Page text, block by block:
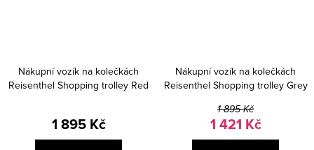
Nákupní vozík na kolečkách
Reisenthel Shopping trolley Red
1 895 Kč
Nákupní vozík na kolečkách
Reisenthel Shopping trolley Grey
1 895 Kč
1 421 Kč